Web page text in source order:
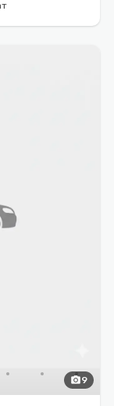
photo_camera9